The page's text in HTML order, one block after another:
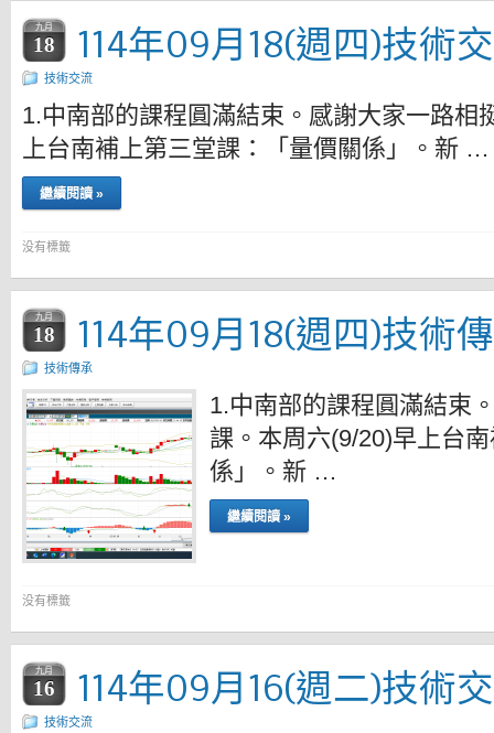
九月
18 114年09月18(週四)技術
技術交流
1.中南部的課程圓滿結束。感謝大家一路相
上台南補上第三堂課：「量價關係」。新 …
繼續閱讀 »
没有標籤
九月
18 114年09月18(週四)技術
技術傳承
1.中南部的課程圓滿結束
課。本周六(9/20)早上台
係」。新 …
繼續閱讀 »
没有標籤
九月
16 114年09月16(週二)技術
技術交流